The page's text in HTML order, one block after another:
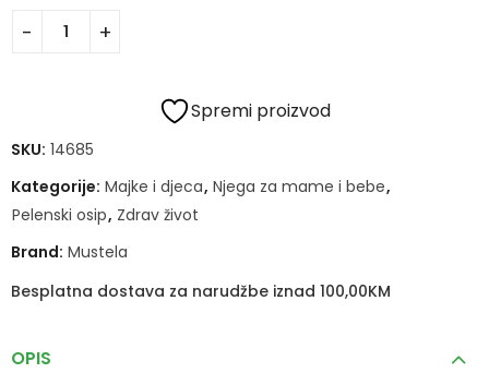
Spremi proizvod
SKU: 14685
Kategorije: Majke i djeca, Njega za mame i bebe,
Pelenski osip, Zdrav život
Brand: Mustela
Besplatna dostava za narudžbe iznad 100,00KM
OPIS